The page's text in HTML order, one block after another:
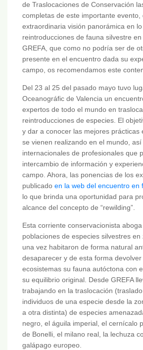
de Traslocaciones de Conservación
completas de este importante evento,
extraordinaria visión panorámica en
reintroducciones de fauna silvestre
GREFA, que como no podría ser de
presente en el encuentro dada su
campo, os recomendamos este
Del 23 al 25 del pasado mayo tuvo
Oceanográfic de Valencia un
expertos de todo el mundo en
reintroducciones de especies. El
y dar a conocer las mejores prácticas
se vienen realizando en el mundo,
internacionales de profesionales que
intercambio de información y
campo. Ahora, las ponencias de los
publicado en la web del encuentro en
lo que brinda una oportunidad para
alcance del concepto de “rewilding”.
Esta corriente conservacionista
poblaciones de especies silvestres en
una vez habitaron de forma natural
desaparecer y de esta forma
ecosistemas su fauna autóctona con
su equilibrio original. Desde GREFA
trabajando en la traslocación
individuos de una especie desde la
a otra distinta) de especies
negro, el águila imperial, el cernícalo
de Bonelli, el milano real, la lechuza
galápago europeo.